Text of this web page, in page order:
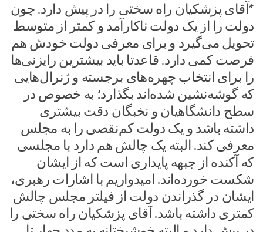
*آقای پزشکیان راه سختی را در پیش دارد. چون
دولت را از یک دولت ناکارآمد و کمتر از متوسط
تحویل می‌گیرد و برای معرفی دولت خودش هم
فرصت کمی دارد. قاعدتا باید بیشترین رایزنی‌ها
را برای انتخاب چهره‌های برجسته و ژنرال‌هایی
که گوشه‌نشین شده‌اند بگذارد؛ به خصوص در
سطح دانشگاهیان و نخبگان دقت بیشتری
داشته باشد و یک دولت کم‌نقصی را به مجلس
معرفی کند. البته یک چالش هم دارد با مجلسی
که آکنده از جبهه پایداری است که از ایشان
شکست خورده‌اند. امیدواریم با اشارات رهبری،
ایشان در گذراندن دولت از فیلتر مجلس چالش
کمتری داشته باشد. آقای پزشکیان راه سختی را